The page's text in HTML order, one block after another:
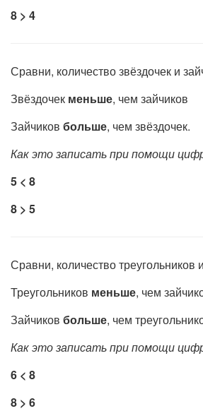
8 > 4
Сравни, количество звёздочек и
Звёздочек меньше, чем зайчиков
Зайчиков больше, чем звёздочек.
Как это записать при помощи
5 < 8
8 > 5
Сравни, количество треугольников
Треугольников меньше, чем
Зайчиков больше, чем
Как это записать при помощи
6 < 8
8 > 6